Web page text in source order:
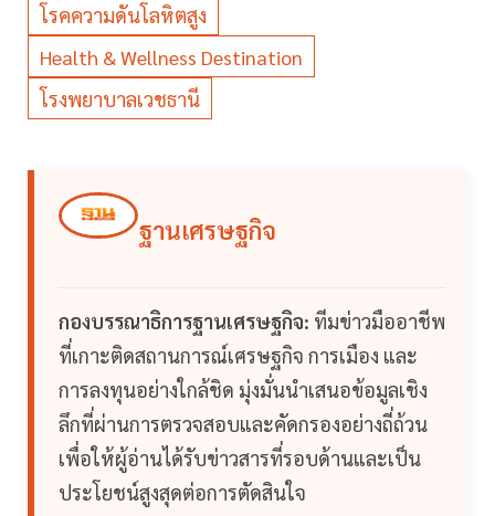
โรคความดันโลหิตสูง
Health & Wellness Destination
โรงพยาบาลเวชธานี
ฐานเศรษฐกิจ
กองบรรณาธิการฐานเศรษฐกิจ: ทีมข่าวมืออาชีพ
ที่เกาะติดสถานการณ์เศรษฐกิจ การเมือง และ
การลงทุนอย่างใกล้ชิด มุ่งมั่นนำเสนอข้อมูลเชิง
ลึกที่ผ่านการตรวจสอบและคัดกรองอย่างถี่ถ้วน
เพื่อให้ผู้อ่านได้รับข่าวสารที่รอบด้านและเป็น
ประโยชน์สูงสุดต่อการตัดสินใจ